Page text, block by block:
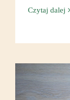
Czytaj dalej